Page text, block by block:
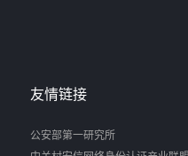
友情链接
公安部第一研究所